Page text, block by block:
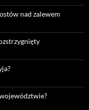
nad zalewem